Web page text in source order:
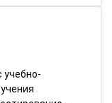
учебно-